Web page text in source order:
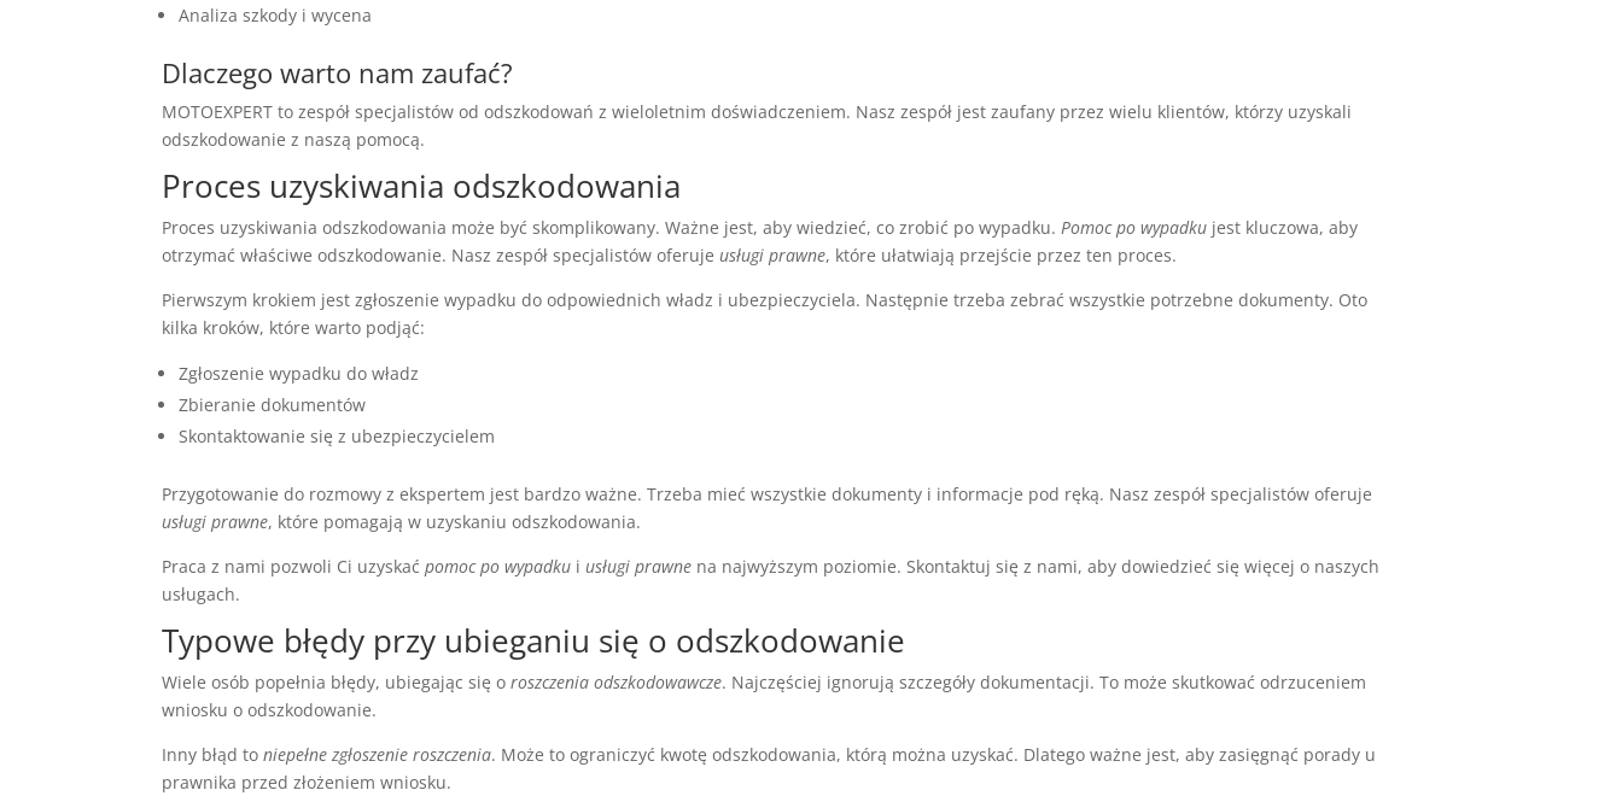
Analiza szkody i wycena
Dlaczego warto nam zaufać?
MOTOEXPERT to zespół specjalistów od odszkodowań z wieloletnim doświadczeniem. Nasz zespół jest zaufany przez wielu klientów, którzy uzyskali
odszkodowanie z naszą pomocą.
Proces uzyskiwania odszkodowania
Proces uzyskiwania odszkodowania może być skomplikowany. Ważne jest, aby wiedzieć, co zrobić po wypadku.Pomoc po wypadku jest kluczowa, aby
otrzymać właściwe odszkodowanie. Nasz zespół specjalistów oferujeusługi prawne, które ułatwiają przejście przez ten proces.
Pierwszym krokiem jest zgłoszenie wypadku do odpowiednich władz i ubezpieczyciela. Następnie trzeba zebrać wszystkie potrzebne dokumenty. Oto
kilka kroków, które warto podjąć:
Zgłoszenie wypadku do władz
Zbieranie dokumentów
Skontaktowanie się z ubezpieczycielem
Przygotowanie do rozmowy z ekspertem jest bardzo ważne. Trzeba mieć wszystkie dokumenty i informacje pod ręką. Nasz zespół specjalistów oferuje
usługi prawne, które pomagają w uzyskaniu odszkodowania.
Praca z nami pozwoli Ci uzyskaćpomoc po wypadku iusługi prawne na najwyższym poziomie. Skontaktuj się z nami, aby dowiedzieć się więcej o naszych
usługach.
Typowe błędy przy ubieganiu się o odszkodowanie
Wiele osób popełnia błędy, ubiegając się oroszczenia odszkodowawcze. Najczęściej ignorują szczegóły dokumentacji. To może skutkować odrzuceniem
wniosku o odszkodowanie.
Inny błąd toniepełne zgłoszenie roszczenia. Może to ograniczyć kwotę odszkodowania, którą można uzyskać. Dlatego ważne jest, aby zasięgnąć porady u
prawnika przed złożeniem wniosku.